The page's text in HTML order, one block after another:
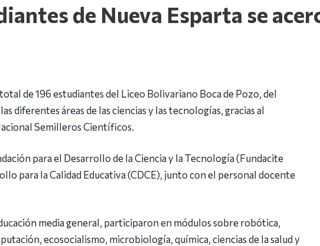
de Nueva Esparta se
de 196 estudiantes del Liceo Bolivariano Boca de Pozo, del
diferentes áreas de las ciencias y las tecnologías, gracias al
Semilleros Científicos.
para el Desarrollo de la Ciencia y la Tecnología (Fundacite
para la Calidad Educativa (CDCE), junto con el personal docente
media general, participaron en módulos sobre robótica,
ecosocialismo, microbiología, química, ciencias de la salud y